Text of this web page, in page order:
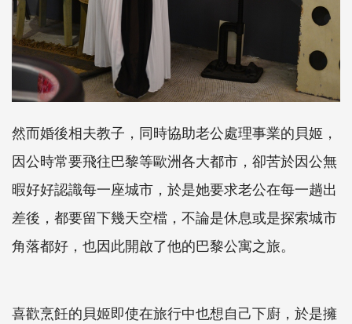
然而婚後相夫教子，同時協助老公處理事業的貝姬，
因公時常要飛往巴黎等歐洲各大都市，卻苦於因公無
暇好好認識每一座城市，於是她要求老公在每一趟出
差後，都要留下幾天空檔，不論是休息或是探索城市
角落都好，也因此開啟了他的巴黎公寓之旅。
喜歡烹飪的貝姬即使在旅行中也想自己下廚，於是擁